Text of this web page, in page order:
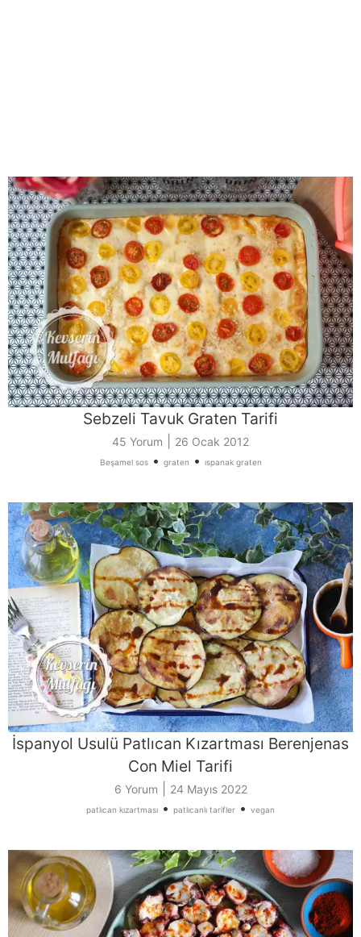
Sebzeli Tavuk Graten Tarifi
45 Yorum 26 Ocak 2012
Beşamel sos• graten • ıspanak graten
İspanyol Usulü Patlıcan Kızartması Berenjenas
Con Miel Tarifi
6 Yorum 24 Mayıs 2022
patlıcan kızartması • patlıcanlı tarifler • vegan